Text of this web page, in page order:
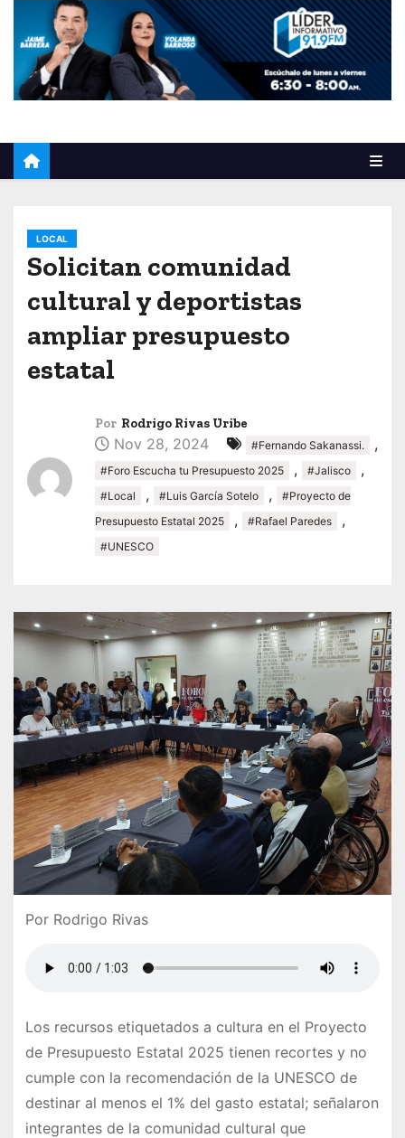
LOCAL
Solicitan comunidad
cultural y deportistas
ampliar presupuesto
estatal
Por Rodrigo Rivas Uribe
Nov 28, 2024 #Fernando Sakanassi. ,
#Foro Escucha tu Presupuesto 2025 , #Jalisco ,
#Local , #Luis García Sotelo ,
#Proyecto de
Presupuesto Estatal 2025
, #Rafael Paredes ,
#UNESCO
Por Rodrigo Rivas
Los recursos etiquetados a cultura en el Proyecto
de Presupuesto Estatal 2025 tienen recortes y no
cumple con la recomendación de la UNESCO de
destinar al menos el 1% del gasto estatal; señalaron
integrantes de la comunidad cultural que